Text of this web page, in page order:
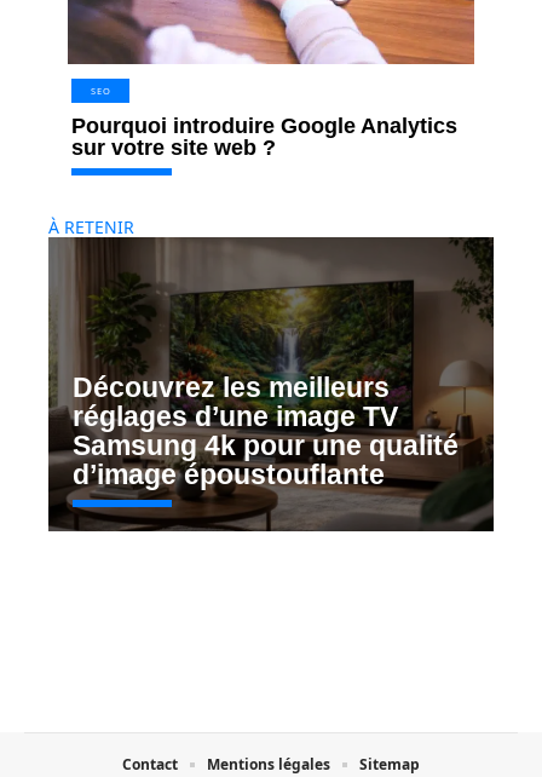
SEO
Pourquoi introduire Google Analytics
sur votre site web ?
À RETENIR
Découvrez les meilleurs
réglages d’une image TV
Samsung 4k pour une qualité
d’image époustouflante
Contact Mentions légales Sitemap